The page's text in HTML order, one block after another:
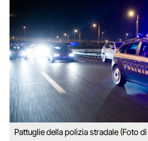
Pattuglie della polizia stradale (Foto